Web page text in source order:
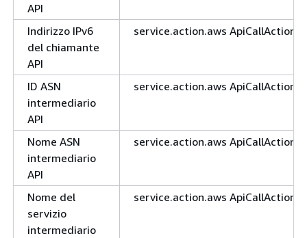
API
Indirizzo IPv6
del chiamante
API
service.action.aws
ID ASN
intermediario
API
service.action.aws
Nome ASN
intermediario
API
service.action.aws
Nome del
servizio
intermediario
service.action.aws